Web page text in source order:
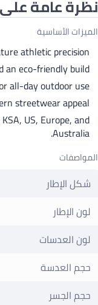
نظرة عامة
الميزات الأساسية
athletic precision.
eco-friendly build.
all-day outdoor use.
streetwear appeal.
US, Europe, and
Australia.
المواصفات
شكل الإطار
لون الإطار
لون العدسات
حجم العدسة
حجم الجسر